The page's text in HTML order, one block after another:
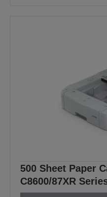
500 Sheet Paper
C8600/87XR